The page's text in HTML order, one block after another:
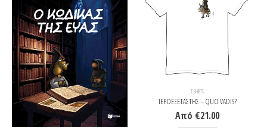
T-SHIRTS
ΙΕΡΟΕΞΕΤΑΣΤΗΣ – QUO VADIS?
Από €21.00